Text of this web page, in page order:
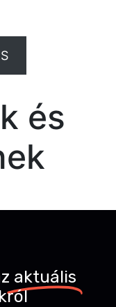
és
aktuális